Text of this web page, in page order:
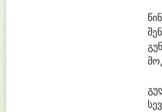
შე
გუნ
სევ